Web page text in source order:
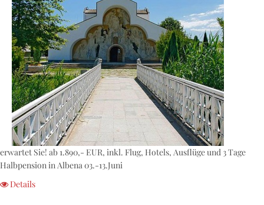
erwartet Sie! ab 1.890,- EUR, inkl. Flug, Hotels, Ausflüge und 3 Tage
Halbpension in Albena 03.-13.Juni
Details